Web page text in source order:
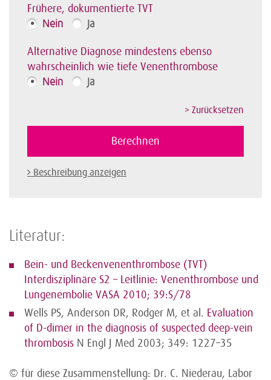
Frühere, dokumentierte TVT
Nein Ja
Alternative Diagnose mindestens ebenso
wahrscheinlich wie tiefe Venenthrombose
Nein Ja
Beschreibung anzeigen
Literatur:
Bein- und Beckenvenenthrombose (TVT)
Interdisziplinäre S2 – Leitlinie: Venenthrombose und
Lungenembolie VASA 2010; 39:S/78
Wells PS, Anderson DR, Rodger M, et al. Evaluation
of D-dimer in the diagnosis of suspected deep-vein
thrombosis N Engl J Med 2003; 349: 1227–35
© für diese Zusammenstellung: Dr. C. Niederau, Labor